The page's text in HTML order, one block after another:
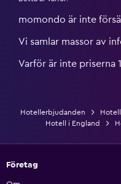
momondo är inte
Vi samlar massor av
Varför är inte priserna
Hotellerbjudanden
Hotell i England
Företag